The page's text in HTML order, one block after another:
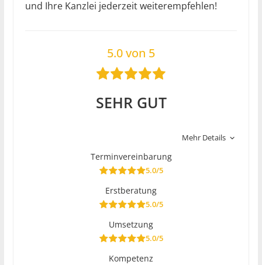
und Ihre Kanzlei jederzeit weiterempfehlen!
5.0 von 5
SEHR GUT
Mehr Details
Terminvereinbarung
5.0/5
Erstberatung
5.0/5
Umsetzung
5.0/5
Kompetenz